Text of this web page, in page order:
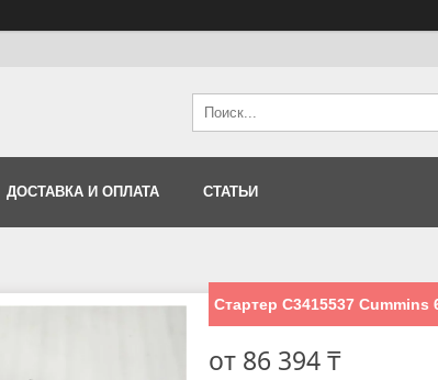
ДОСТАВКА И ОПЛАТА СТАТЬИ
Стартер С3415537 Cummins
от 86 394 ₸